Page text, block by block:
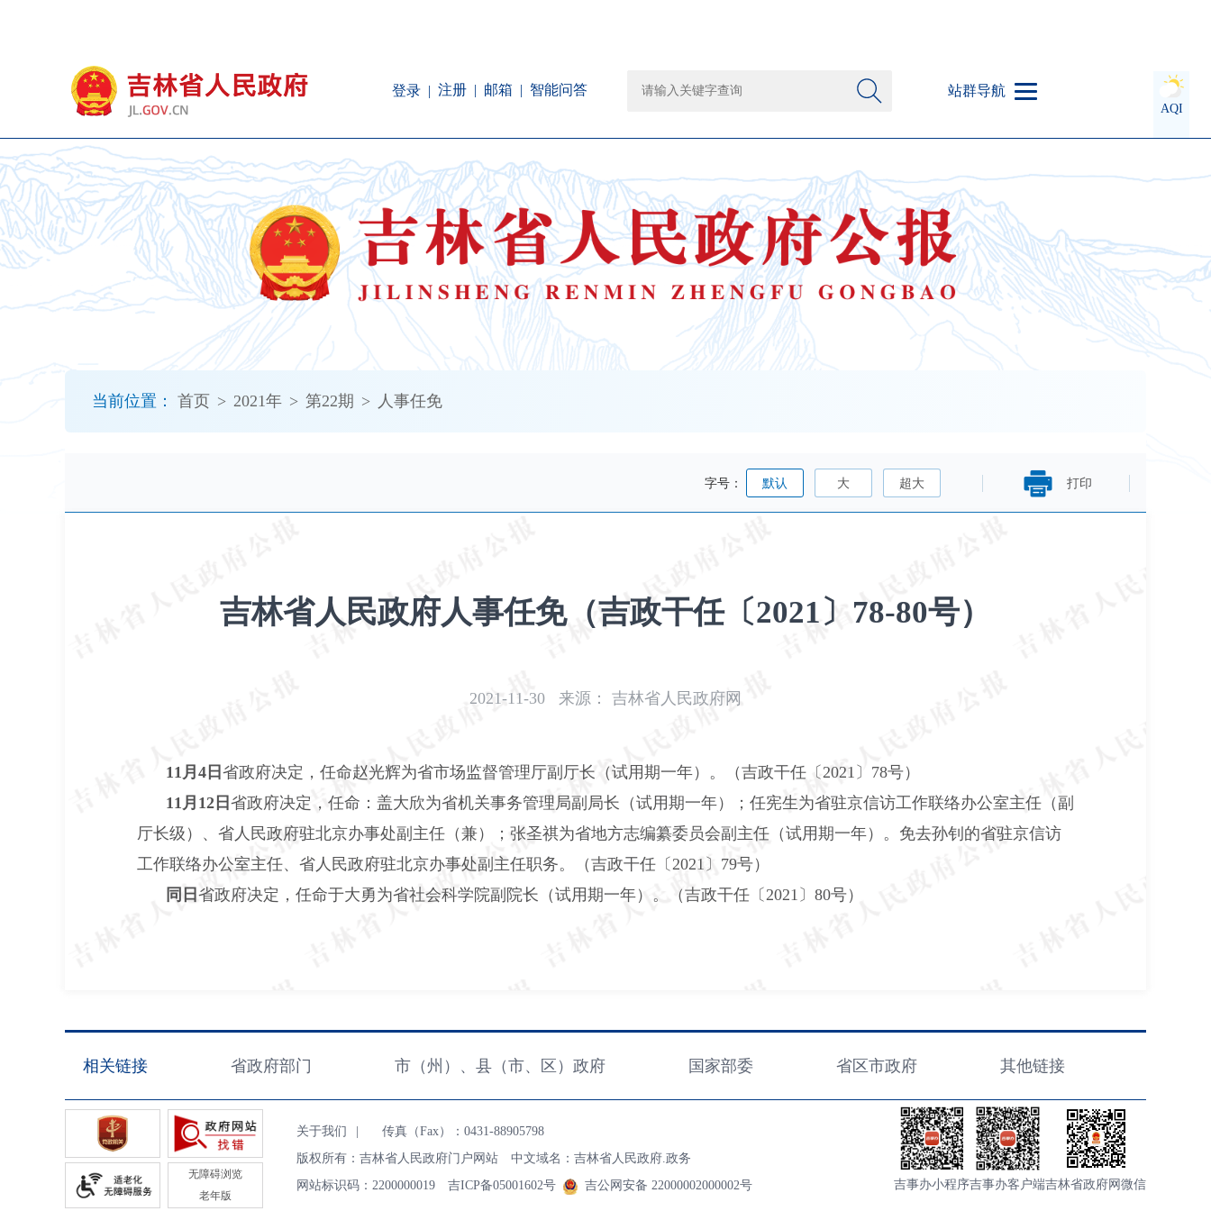
登录 注册 邮箱 智能问答 站群导航
AQI
当前位置： 首页 > 2021年 > 第22期 > 人事任免
打印
字号： 默认 大 超大
吉林省人民政府人事任免（吉政干任〔2021〕78-80号）
2021-11-30 来源： 吉林省人民政府网
11月4日 省政府决定，任命赵光辉为省市场监督管理厅副厅长（试用期一年）。（吉政干任〔2021〕78号）
11月12日 省政府决定，任命：盖大欣为省机关事务管理局副局长（试用期一年）；任宪生为省驻京信访工作联络办公室主任（副
厅长级）、省人民政府驻北京办事处副主任（兼）；张圣祺为省地方志编纂委员会副主任（试用期一年）。免去孙钊的省驻京信访
工作联络办公室主任、省人民政府驻北京办事处副主任职务。（吉政干任〔2021〕79号）
同日 省政府决定，任命于大勇为省社会科学院副院长（试用期一年）。（吉政干任〔2021〕80号）
相关链接 省政府部门 市（州）、县（市、区）政府 国家部委 省区市政府 其他链接
无障碍浏览
老年版
关于我们
传真（Fax）：0431-88905798
版权所有：吉林省人民政府门户网站 中文域名：吉林省人民政府.政务
网站标识码：2200000019 吉ICP备05001602号 吉公网安备 22000002000002号 吉事办小程序吉事办客户端吉林省政府网微信
障
碍
说
明
页
面,
按
加